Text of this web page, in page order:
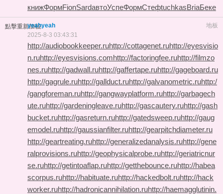
книжФормFionSardавтоУспеФормСтефtuchkasBriaБеке
點擊重新加載 地板
yeahyeah
2025-8-3 03:43:31
http://audiobookkeeper.ruhttp://cottagenet.ruhttp://eyesvisio
n.ruhttp://eyesvisions.comhttp://factoringfee.ruhttp://filmzo
nes.ruhttp://gadwall.ruhttp://gaffertape.ruhttp://gageboard.ru
http://gagrule.ruhttp://gallduct.ruhttp://galvanometric.ruhttp:/
/gangforeman.ruhttp://gangwayplatform.ruhttp://garbagech
ute.ruhttp://gardeningleave.ruhttp://gascautery.ruhttp://gash
bucket.ruhttp://gasreturn.ruhttp://gatedsweep.ruhttp://gaug
emodel.ruhttp://gaussianfilter.ruhttp://gearpitchdiameter.ru
http://geartreating.ruhttp://generalizedanalysis.ruhttp://gene
ralprovisions.ruhttp://geophysicalprobe.ruhttp://geriatricnur
se.ruhttp://getintoaflap.ruhttp://getthebounce.ruhttp://habea
scorpus.ruhttp://habituate.ruhttp://hackedbolt.ruhttp://hack
worker.ruhttp://hadronicannihilation.ruhttp://haemagglutinin.